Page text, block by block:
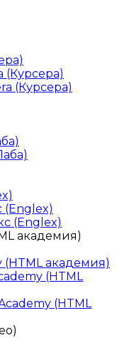
(Курсера)
(Курсера)
(Englex)
(Englex)
академия)
(HTML академия)
(HTML
(HTML